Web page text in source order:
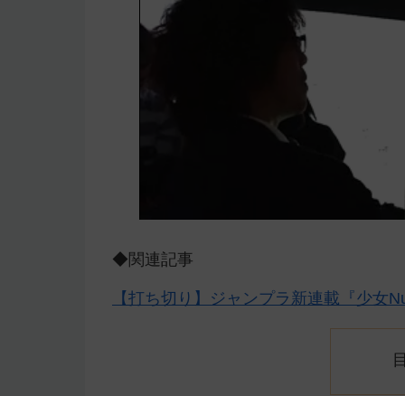
◆関連記事
【打ち切り】ジャンプラ新連載『少女